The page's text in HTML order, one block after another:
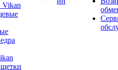
Vikan